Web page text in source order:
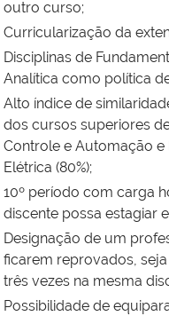
outro curso;
Curricularização da
Disciplinas de
Analítica como política
Alto índice de
dos cursos superiores
Controle e Automação e
Elétrica (80%);
10º período com carga
discente possa estagiar
Designação de um
ficarem reprovados,
três vezes na mesma
Possibilidade de